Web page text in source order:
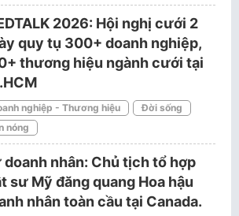
2026: Hội nghị cưới 2
quy tụ 300+ doanh nghiệp,
thương hiệu ngành cưới tại
nghiệp - Thương hiệu
Đời sống
nóng
doanh nhân: Chủ tịch tổ hợp
sư Mỹ đăng quang Hoa hậu
nhân toàn cầu tại Canada.